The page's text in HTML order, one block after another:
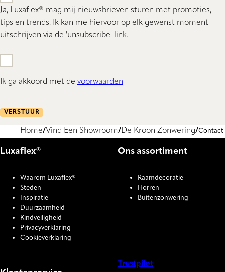
Ja, Luxaflex® mag mij nieuwsbrieven sturen met promoties,
tips en trends. Ik kan me hiervoor op elk gewenst moment
uitschrijven via de 'unsubscribe' link.
Ik ga akkoord met de voorwaarden
VERSTUUR
Home Vind Een Showroom De Kroon Zonwering Contact
Luxaflex®
Waarom Luxaflex®
Steden
Inspiratie
Duurzaamheid
Kindveiligheid
Privacyverklaring
Cookieverklaring
Ons assortiment
Raamdecoratie
Horren
Buitenzonwering
Trustpilot